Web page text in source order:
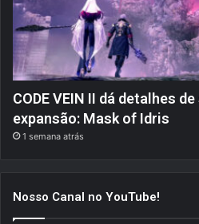
CODE VEIN II dá detalhes
expansão: Mask of Idris
1 semana atrás
Nosso Canal no YouTube!